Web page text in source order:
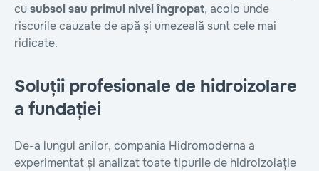
cusubsol sau primul nivel îngropat, acolo unde
riscurile cauzate de apă și umezeală sunt cele mai
ridicate.
Soluții profesionale de hidroizolare
a fundației
De-a lungul anilor, compania Hidromoderna a
experimentat și analizat toate tipurile de hidroizolație